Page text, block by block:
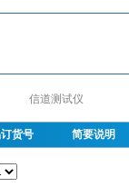
信道测试仪
货号 简要说明